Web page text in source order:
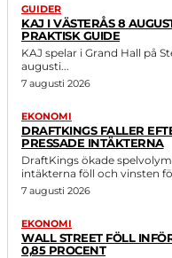
GUIDER
KAJ I VÄSTERÅS 8
PRAKTISK GUIDE
KAJ spelar i Grand Hall på
augusti...
7 augusti 2026
EKONOMI
DRAFTKINGS FALLER
PRESSADE INTÄKTERNA
DraftKings ökade
intäkterna föll och vinsten
7 augusti 2026
EKONOMI
WALL STREET FÖLL
0,85 PROCENT